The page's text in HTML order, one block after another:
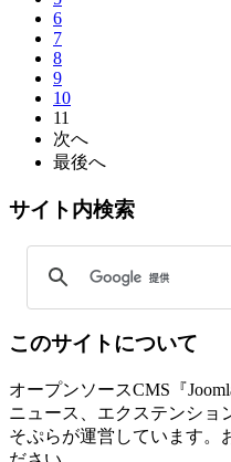
6
7
8
9
10
11
次へ
最後へ
サイト内検索
このサイトについて
オープンソースCMS『
ニュース、エクステンショ
そぷらが運営しています。